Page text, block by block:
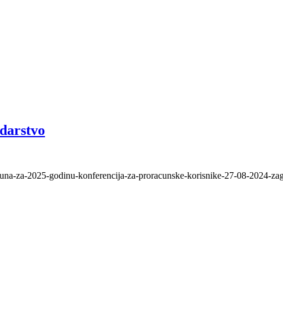
za-2025-godinu-konferencija-za-proracunske-korisnike-27-08-2024-